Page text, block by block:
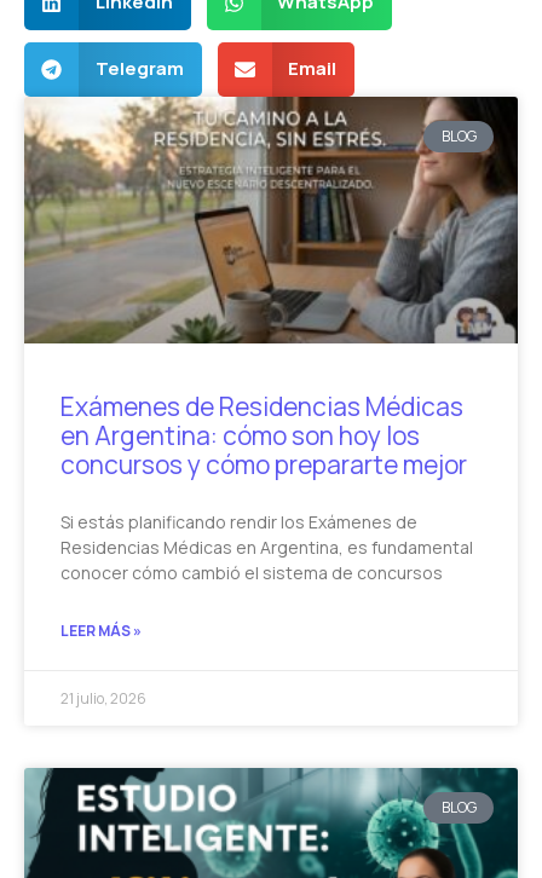
Telegram Email
BLOG
Exámenes de Residencias Médicas
en Argentina: cómo son hoy los
concursos y cómo prepararte mejor
Si estás planificando rendir los Exámenes de
Residencias Médicas en Argentina, es fundamental
conocer cómo cambió el sistema de concursos
LEER MÁS »
21 julio, 2026
BLOG